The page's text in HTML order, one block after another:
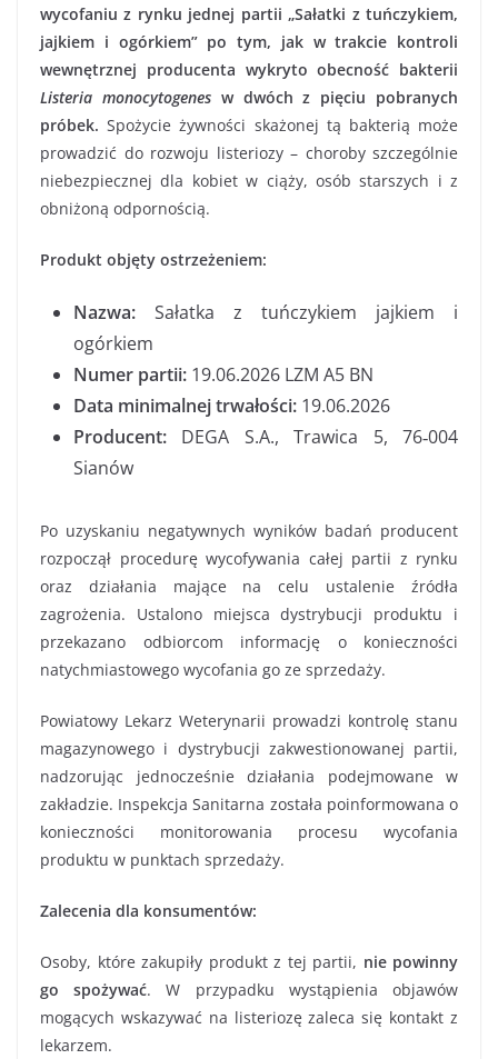
wycofaniu z rynku jednej partii „Sałatki z tuńczykiem,
jajkiem i ogórkiem” po tym, jak w trakcie kontroli
wewnętrznej producenta wykryto obecność bakterii
Listeria monocytogenesw dwóch z pięciu pobranych
próbek. Spożycie żywności skażonej tą bakterią może
prowadzić do rozwoju listeriozy – choroby szczególnie
niebezpiecznej dla kobiet w ciąży, osób starszych i z
obniżoną odpornością.
Produkt objęty ostrzeżeniem:
Nazwa: Sałatka z tuńczykiem jajkiem i
ogórkiem
Numer partii: 19.06.2026 LZM A5 BN
Data minimalnej trwałości: 19.06.2026
Producent: DEGA S.A., Trawica 5, 76‑004
Sianów
Po uzyskaniu negatywnych wyników badań producent
rozpoczął procedurę wycofywania całej partii z rynku
oraz działania mające na celu ustalenie źródła
zagrożenia. Ustalono miejsca dystrybucji produktu i
przekazano odbiorcom informację o konieczności
natychmiastowego wycofania go ze sprzedaży.
Powiatowy Lekarz Weterynarii prowadzi kontrolę stanu
magazynowego i dystrybucji zakwestionowanej partii,
nadzorując jednocześnie działania podejmowane w
zakładzie. Inspekcja Sanitarna została poinformowana o
konieczności monitorowania procesu wycofania
produktu w punktach sprzedaży.
Zalecenia dla konsumentów:
Osoby, które zakupiły produkt z tej partii, nie powinny
go spożywać. W przypadku wystąpienia objawów
mogących wskazywać na listeriozę zaleca się kontakt z
lekarzem.